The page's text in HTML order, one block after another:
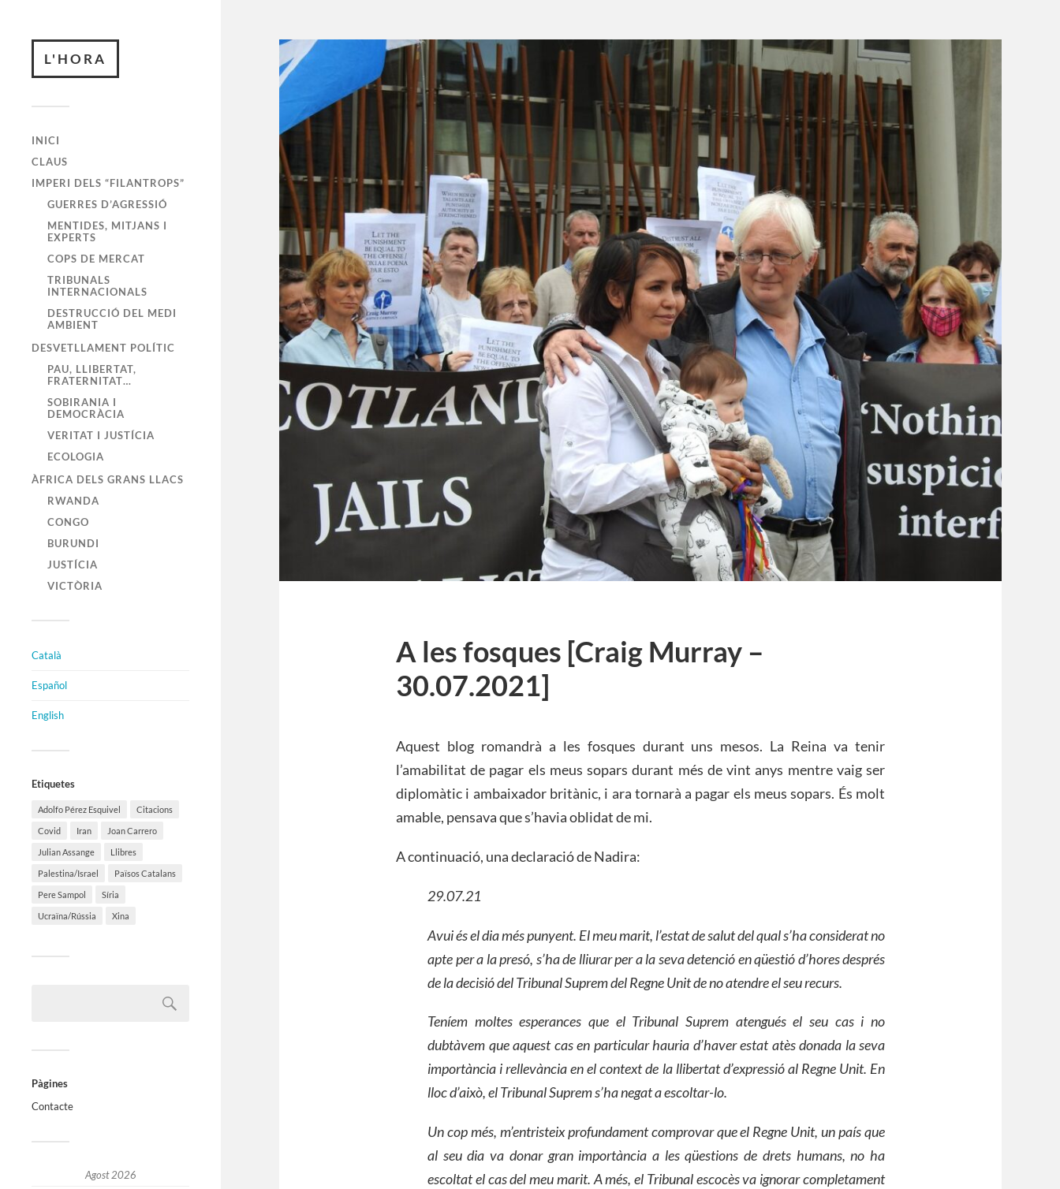
L'HORA
INICI
CLAUS
IMPERI DELS “FILANTROPS”
GUERRES D’AGRESSIÓ
MENTIDES, MITJANS I
EXPERTS
COPS DE MERCAT
TRIBUNALS
INTERNACIONALS
DESTRUCCIÓ DEL MEDI
AMBIENT
DESVETLLAMENT POLÍTIC
PAU, LLIBERTAT,
FRATERNITAT…
SOBIRANIA I
DEMOCRÀCIA
VERITAT I JUSTÍCIA
ECOLOGIA
ÀFRICA DELS GRANS LLACS
RWANDA
CONGO
BURUNDI
JUSTÍCIA
VICTÒRIA
Català
Español
English
Etiquetes
Adolfo Pérez Esquivel Citacions
Covid Iran Joan Carrero
Julian Assange Llibres
Palestina/Israel Països Catalans
Pere Sampol Síria
Ucraïna/Rússia Xina
Pàgines
Contacte
Agost 2026
A les fosques [Craig Murray –
30.07.2021]
Aquest blog romandrà a les fosques durant uns mesos. La Reina va tenir
l’amabilitat de pagar els meus sopars durant més de vint anys mentre vaig ser
diplomàtic i ambaixador britànic, i ara tornarà a pagar els meus sopars. És molt
amable, pensava que s’havia oblidat de mi.
A continuació, una declaració de Nadira:
29.07.21
Avui és el dia més punyent. El meu marit, l’estat de salutdel quals’ha considerat no
apte per a la presó, s’ha de lliurar per a la seva detenció en qüestió d’hores després
de la decisió delTribunal Suprem del Regne Unit de no atendre el seu recurs.
Teníem moltes esperances que el Tribunal Suprem atengués el seu cas i no
dubtàvem que aquest cas en particular hauria d’haver estat atès donada la seva
importància i rellevància en el context de la llibertat d’expressió al Regne Unit. En
lloc d’això, el Tribunal Suprem s’ha negat a escoltar-lo.
Un cop més, m’entristeix profundament comprovar que el Regne Unit, un país que
al seu dia va donar gran importància a les qüestions de drets humans, no ha
escoltat el cas del meu marit. A més, el Tribunal escocès va ignorar completament